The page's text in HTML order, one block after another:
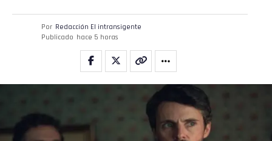
Por Redacción El intransigente
Publicado hace 5 horas